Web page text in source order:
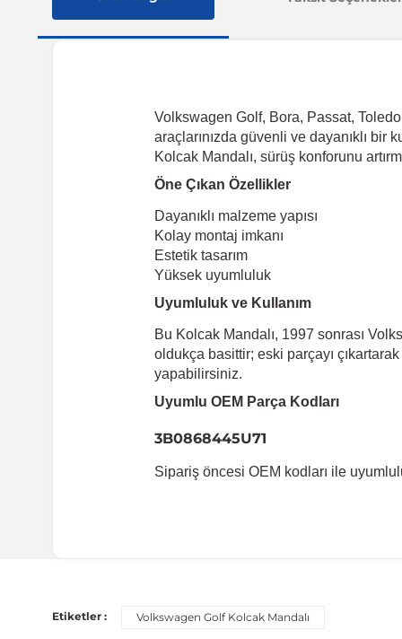
Volkswagen Golf, Bora, Passat,
araçlarınızda güvenli ve dayanıklı bir
Kolcak Mandalı, sürüş konforunu
Öne Çıkan Özellikler
Dayanıklı malzeme yapısı
Kolay montaj imkanı
Estetik tasarım
Yüksek uyumluluk
Uyumluluk ve Kullanım
Bu Kolcak Mandalı, 1997 sonrası
oldukça basittir; eski parçayı
yapabilirsiniz.
Uyumlu OEM Parça Kodları
3B0868445U71
Sipariş öncesi OEM kodları ile
Etiketler : Volkswagen Golf Kolcak Mandalı